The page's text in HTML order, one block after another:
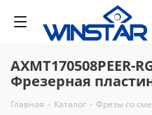
AXMT170508PEER-
Фрезерная
Главная - Каталог - Фрезы со